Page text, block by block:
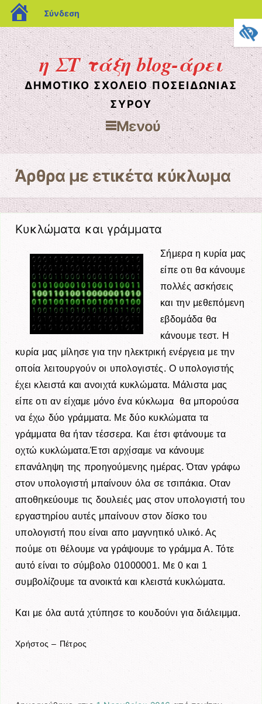
blogs.sch.gr
Σύνδεση
η ΣΤ τάξη blog-άρει
ΔΗΜΟΤΙΚΌ ΣΧΟΛΕΊΟ ΠΟΣΕΙΔΩΝΊΑΣ
ΣΎΡΟΥ
Μενού
Μετάβαση στο περιεχόμενο
Άρθρα με ετικέτα κύκλωμα
Κυκλώματα και γράμματα
Σήμερα η κυρία μας
είπε οτι θα κάνουμε
πολλές ασκήσεις
και την μεθεπόμενη
εβδομάδα θα
κάνουμε τεστ. Η
κυρία μας μίλησε για την ηλεκτρική ενέργεια με την
οποία λειτουργούν οι υπολογιστές. Ο υπολογιστής
έχει κλειστά και ανοιχτά κυκλώματα. Μάλιστα μας
είπε οτι αν είχαμε μόνοένα κύκλωμα θα μπορούσα
να έχω δύο γράμματα. Με δύο κυκλώματα τα
γράμματα θα ήταν τέσσερα. Και έτσι φτάνουμε τα
οχτώ κυκλώματα.Έτσι αρχίσαμε να κάνουμε
επανάληψη της προηγούμενης ημέρας. Όταν γράφω
στον υπολογιστή μπαίνουν όλα σε τσιπάκια. Οταν
αποθηκεύουμε τις δουλειές μας στον υπολογιστή του
εργαστηρίου αυτές μπαίνουν στον δίσκο του
υπολογιστή που είναι απο μαγνητικό υλικό. Ας
πούμε οτι θέλουμε να γράψουμε το γράμμα Α. Τότε
αυτό είναι το σύμβολο 01000001. Με 0 και 1
συμβολίζουμε τα ανοικτά και κλειστά κυκλώματα.
Και με όλα αυτά χτύπησε το κουδούνι για διάλειμμα.
Χρήστος – Πέτρος